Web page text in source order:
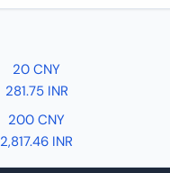
20 CNY
281.75 INR
200 CNY
2,817.46 INR